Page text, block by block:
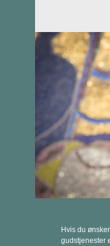
Hvis du
gudstjenester